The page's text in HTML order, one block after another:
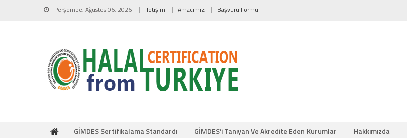
Skip to content Perşembe, Ağustos 06, 2026 İletişim Amacımız Başvuru Formu
GİMDES Sertifikalama Standardı GİMDES’i Tanıyan Ve Akredite Eden Kurumlar Hakkımızda